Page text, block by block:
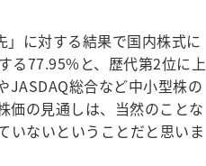
に対する結果で国内株式に
る77.95%と、歴代第2位に上
JASDAQ総合など中小型株の
価の見通しは、当然のことな
いないということだと思いま